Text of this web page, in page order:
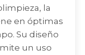
la
en óptimas
Su diseño
un uso